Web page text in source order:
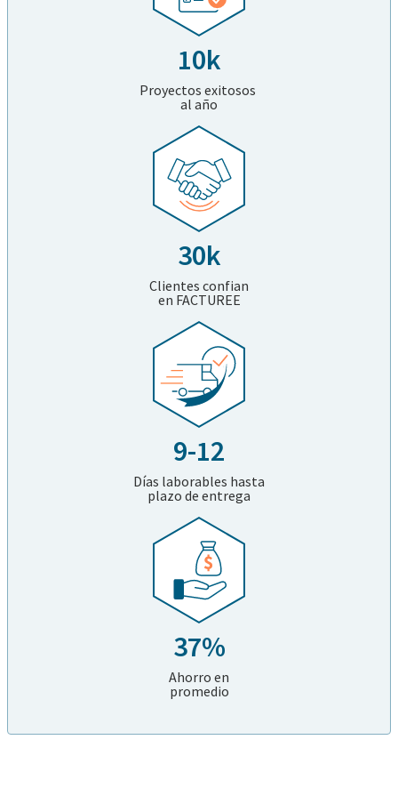
10k
Proyectos exitosos
al año
30k
Clientes confian
en FACTUREE
9-12
Días laborables hasta
plazo de entrega
37%
Ahorro en
promedio